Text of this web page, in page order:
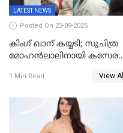
LATEST NEWS
Posted On 23-09-2025
കിംഗ് ഖാന് കയ്യടി; സുചിത്ര
മോഹൻലാലിനായി കസേര
ഖാൻ
1 Min Read View All